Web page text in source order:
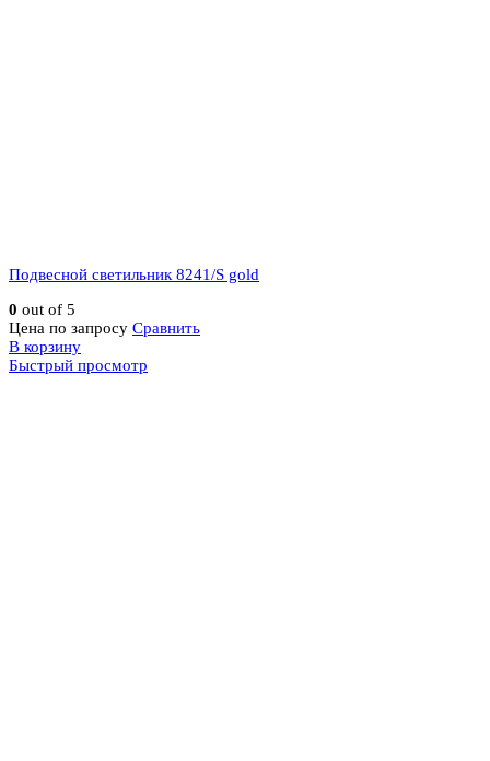
Подвесной светильник 8241/S gold
0 out of 5
Цена по запросу Сравнить
В корзину
Быстрый просмотр